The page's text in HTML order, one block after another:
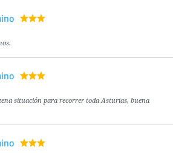
situación para recorrer toda Asturias, buena